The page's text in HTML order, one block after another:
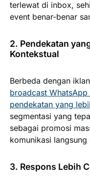
terlewat di inbox,
event benar-benar
2. Pendekatan
Kontekstual
Berbeda dengan
broadcast
pendekatan yang
segmentasi yang
sebagai promosi
komunikasi
3. Respons Lebih